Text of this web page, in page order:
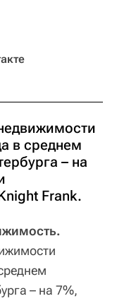
в среднем
– на
Frank.
– на 7%,